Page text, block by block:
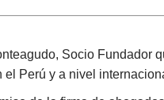
Socio Fundador
el Perú y a nivel